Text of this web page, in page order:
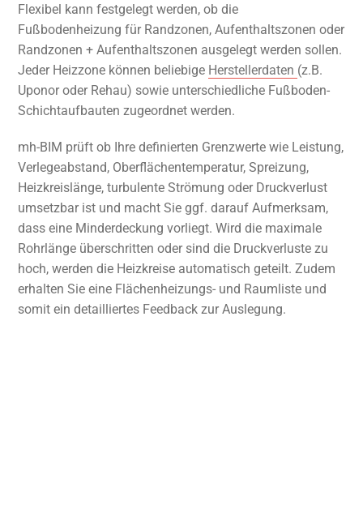
Flexibel kann festgelegt werden, ob die
Fußbodenheizung für Randzonen, Aufenthaltszonen oder
Randzonen + Aufenthaltszonen ausgelegt werden sollen.
Jeder Heizzone können beliebige Herstellerdaten (z.B.
Uponor oder Rehau) sowie unterschiedliche Fußboden-
Schichtaufbauten zugeordnet werden.
mh-BIM prüft ob Ihre definierten Grenzwerte wie Leistung,
Verlegeabstand, Oberflächentemperatur, Spreizung,
Heizkreislänge, turbulente Strömung oder Druckverlust
umsetzbar ist und macht Sie ggf. darauf Aufmerksam,
dass eine Minderdeckung vorliegt. Wird die maximale
Rohrlänge überschritten oder sind die Druckverluste zu
hoch, werden die Heizkreise automatisch geteilt. Zudem
erhalten Sie eine Flächenheizungs- und Raumliste und
somit ein detailliertes Feedback zur Auslegung.